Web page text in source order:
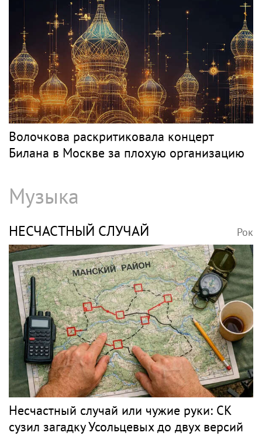
Волочкова раскритиковала концерт
Билана в Москве за плохую организацию
Музыка
НЕСЧАСТНЫЙ СЛУЧАЙ Рок
Несчастный случай или чужие руки: СК
сузил загадку Усольцевых до двух версий